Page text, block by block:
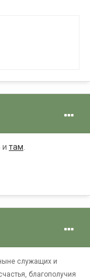
и там.
служащих и
благополучия